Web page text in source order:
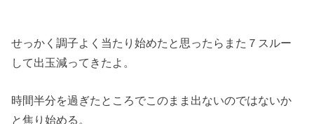
せっかく調子よく当たり始めたと思ったらまた７スルー
して出玉減ってきたよ。
時間半分を過ぎたところでこのまま出ないのではないか
と焦り始める。